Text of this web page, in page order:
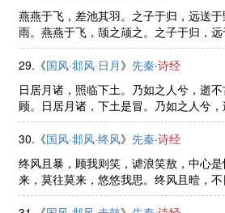
燕燕于飞，差池其羽。之子于归，远送
雨。燕燕于飞，颉之颃之。之子于归，
以泣。燕燕于飞，下上其音。之子于归
劳我心。仲氏任只，其心塞渊。 ......
29.《国风·邶风·日月 》先秦·诗经
日居月诸，照临下土。乃如之人兮，逝
顾。日居月诸，下土是冒。乃如之人兮
不我报。日居月诸，出自东方。乃如之
定？俾也可忘。日居月诸，东方 ......
30.《国风·邶风·终风》先秦·诗经
终风且暴，顾我则笑，谑浪笑敖，中心
来，莫往莫来，悠悠我思。终风且曀，
则嚏。曀曀其阴，虺虺其雷，寤言不寐